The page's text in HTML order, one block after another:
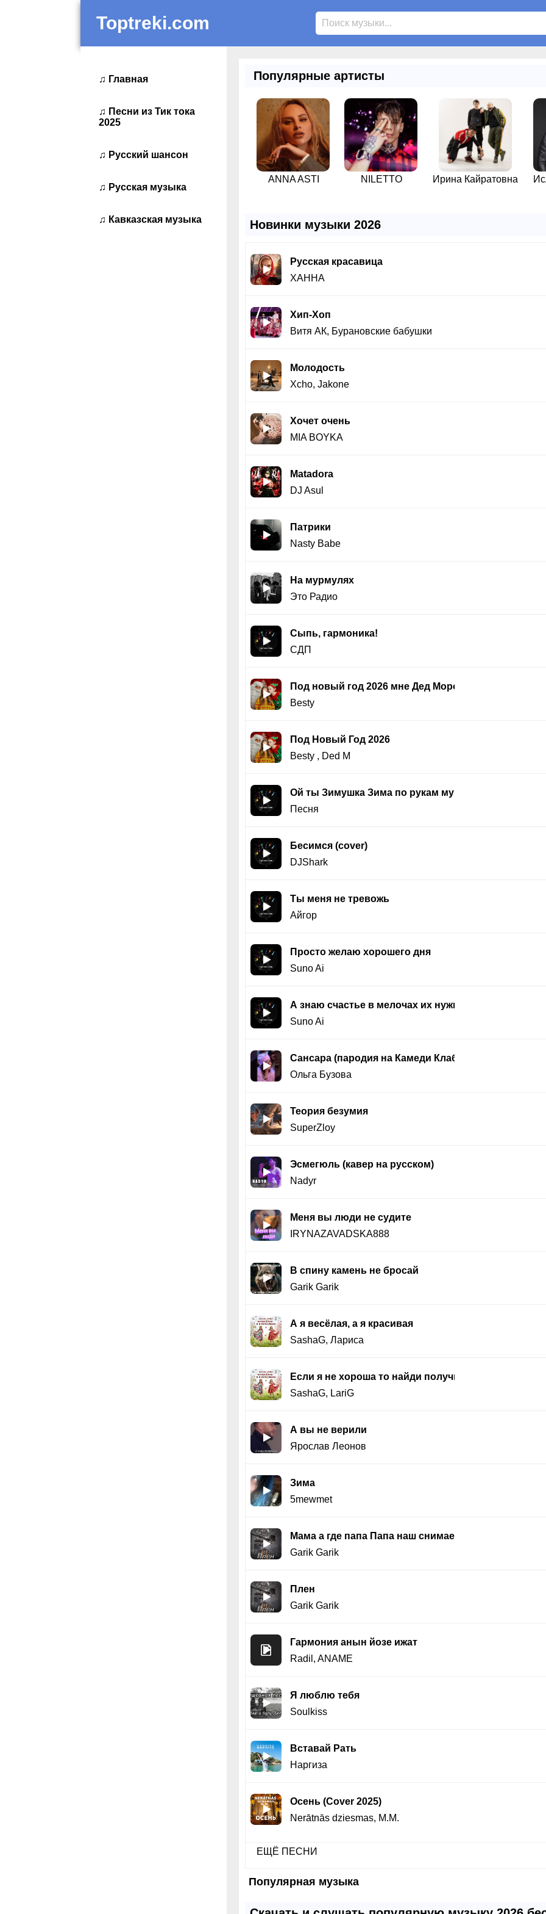
Toptreki.com
Популярные артисты
ANNA ASTI NILETTO Ирина Кайратовна
Новинки музыки 2026
Русская красавица
ХАННА
Хип-Хоп
Витя АК, Бурановские бабушки
Молодость
Xcho, Jakone
Хочет очень
MIA BOYKA
Matadora
DJ Asul
Патрики
Nasty Babe
На мурмулях
Это Радио
Сыпь, гармоника!
СДП
Под новый год 2026 мне Дед Мороз подарочек
Besty
Под Новый Год 2026
Besty , Ded M
Ой ты Зимушка Зима по рукам мурашки
Песня
Бесимся (cover)
DJShark
Ты меня не тревожь
Айгор
Просто желаю хорошего дня
Suno Ai
А знаю счастье в мелочах их нужно просто
Suno Ai
Сансара (пародия на Камеди Клаб)
Ольга Бузова
Теория безумия
SuperZloy
Эсмегюль (кавер на русском)
Nadyr
Меня вы люди не судите
IRYNAZAVADSKA888
В спину камень не бросай
Garik Garik
А я весёлая, а я красивая
SashaG, Лариса
Если я не хороша то найди получше
SashaG, LariG
А вы не верили
Ярослав Леонов
Зима
5mewmet
Мама а где папа Папа наш снимается в кино
Garik Garik
Плен
Garik Garik
Гармония анын йозе ижат
Radil , ANAME
Я люблю тебя
Soulkiss
Вставай Рать
Наргиза
Осень (Cover 2025)
Nerātnās dziesmas, M.M.
ЕЩЁ ПЕСНИ
Популярная музыка
♫ Главная
♫ Песни из Тик тока
2025
♫ Русский шансон
♫ Русская музыка
♫ Кавказская музыка